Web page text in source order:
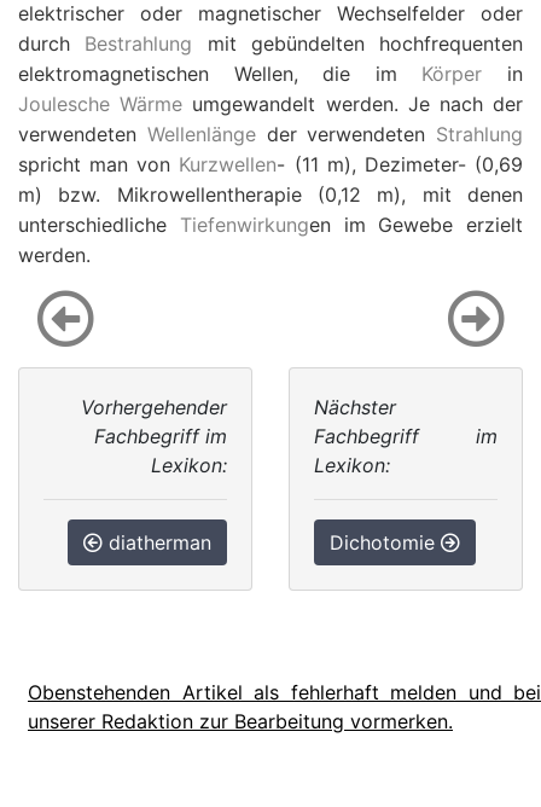
elektrischer oder magnetischer Wechselfelder oder
durch Bestrahlung mit gebündelten hochfrequenten
elektromagnetischen Wellen, die im Körper in
Joulesche Wärme umgewandelt werden. Je nach der
verwendeten Wellenlängeder verwendeten Strahlung
spricht man von Kurzwellen- (11 m), Dezimeter- (0,69
m) bzw. Mikrowellentherapie (0,12 m), mit denen
unterschiedliche Tiefenwirkungen im Gewebe erzielt
werden.
Vorhergehender
Fachbegriff im
Lexikon:
diatherman
Nächster
Fachbegriff im
Lexikon:
Dichotomie
Obenstehenden Artikel als fehlerhaft melden und bei
unserer Redaktion zur Bearbeitung vormerken.